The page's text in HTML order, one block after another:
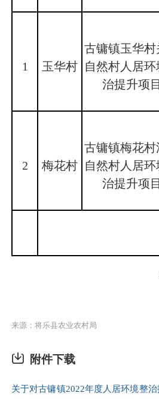
1 玉华村
古镛镇玉华村
自然村人居环
治提升项目
2 梅花村
古镛镇梅花村
自然村人居环
治提升项目
来源：将乐县农业农村局
附件下载
关于对古镛镇2022年度人居环境整